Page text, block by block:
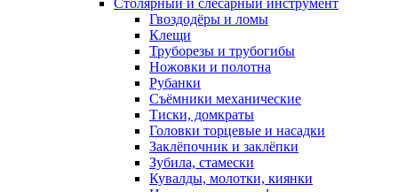
Столярный и слесарный инструмент
Гвоздодёры и ломы
Клещи
Труборезы и трубогибы
Ножовки и полотна
Рубанки
Съёмники механические
Тиски, домкраты
Головки торцевые и насадки
Заклёпочник и заклёпки
Зубила, стамески
Кувалды, молотки, киянки